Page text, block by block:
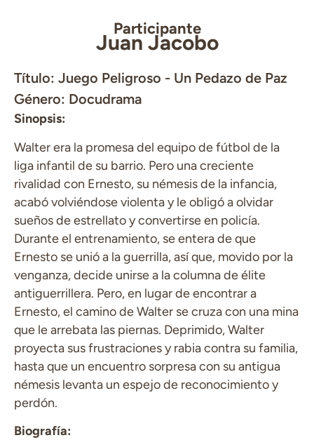
Participante
Juan Jacobo
Título: Juego Peligroso - Un Pedazo de Paz
Género: Docudrama
Sinopsis:
Walter era la promesa del equipo de fútbol de la
liga infantil de su barrio. Pero una creciente
rivalidad con Ernesto, su némesis de la infancia,
acabó volviéndose violenta y le obligó a olvidar
sueños de estrellato y convertirse en policía.
Durante el entrenamiento, se entera de que
Ernesto se unió a la guerrilla, así que, movido por la
venganza, decide unirse a la columna de élite
antiguerrillera. Pero, en lugar de encontrar a
Ernesto, el camino de Walter se cruza con una mina
que le arrebata las piernas. Deprimido, Walter
proyecta sus frustraciones y rabia contra su familia,
hasta que un encuentro sorpresa con su antigua
némesis levanta un espejo de reconocimiento y
perdón.
Biografía: